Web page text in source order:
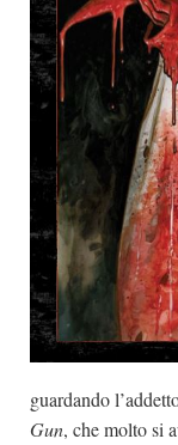
guardando
Gun, che molto si